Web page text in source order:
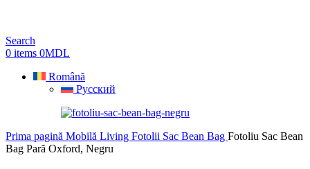
Search
0 items 0MDL
Română
Русский
Prima pagină Mobilă Living Fotolii Sac Bean Bag Fotoliu Sac Bean
Bag Pară Oxford, Negru